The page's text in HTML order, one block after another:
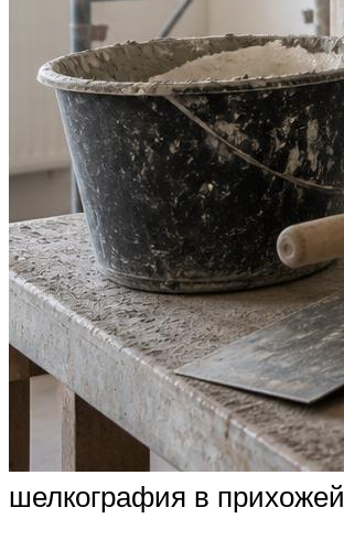
шелкография в прихожей